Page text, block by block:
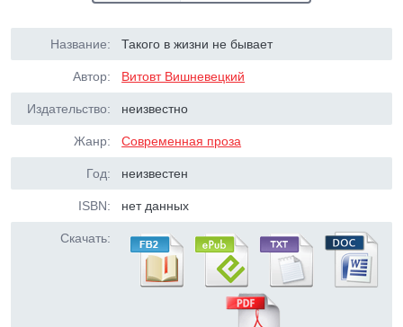
Название: Такого в жизни не бывает
Автор: Витовт Вишневецкий
Издательство: неизвестно
Жанр: Современная проза
Год: неизвестен
ISBN: нет данных
Скачать: